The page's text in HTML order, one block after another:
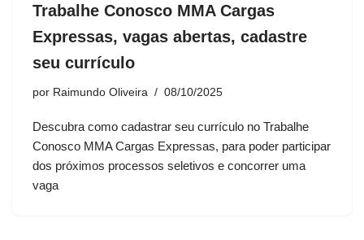
Trabalhe Conosco MMA Cargas
Expressas, vagas abertas, cadastre
seu currículo
por Raimundo Oliveira 08/10/2025
Descubra como cadastrar seu currículo no Trabalhe
Conosco MMA Cargas Expressas, para poder participar
dos próximos processos seletivos e concorrer uma
vaga